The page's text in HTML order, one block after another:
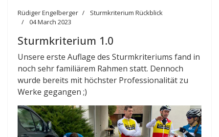
Rüdiger Engelberger
Sturmkriterium Rückblick
04 March 2023
Sturmkriterium 1.0
Unsere erste Auflage des Sturmkriteriums fand in
noch sehr familiärem Rahmen statt. Dennoch
wurde bereits mit höchster Professionalität zu
Werke gegangen ;)